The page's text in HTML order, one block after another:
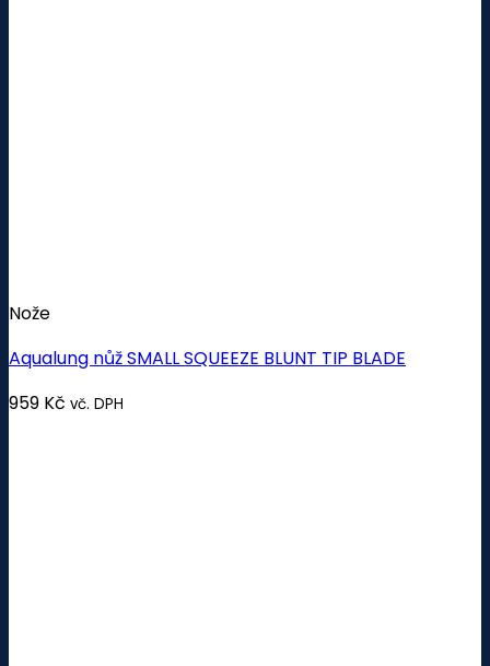
Nože
Aqualung nůž SMALL SQUEEZE BLUNT TIP BLADE
959 Kč vč. DPH